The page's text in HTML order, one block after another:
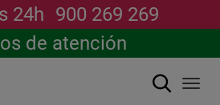
24h 900 269 269
de atención
Buscar